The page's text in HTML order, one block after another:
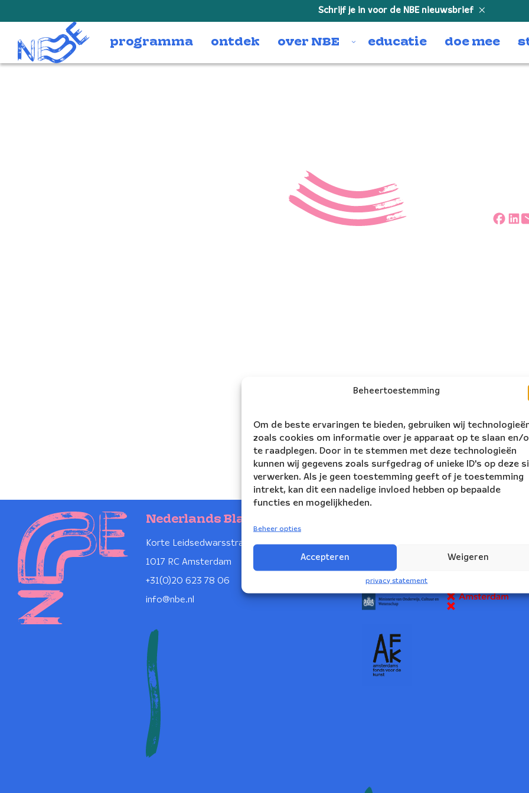
Beheertoestemming
Om de beste ervaringen te bieden, gebruiken wij
zoals cookies om informatie over je apparaat op te slaan en/
te raadplegen. Door in te stemmen met deze technologieën
kunnen wij gegevens zoals surfgedrag of unieke ID's op deze
verwerken. Als je geen toestemming geeft of je toestemming
intrekt, kan dit een nadelige invloed hebben op bepaalde
functies en mogelijkheden.
Beheer opties
Accepteren Weigeren
privacy statement
Schrijf je in voor de NBE nieuwsbrief
programma ontdek over NBE educatie doe mee
Nederlands Blazers Ensemble
Korte Leidsedwarsstraat 12
1017 RC Amsterdam
+31(0)20 623 78 06
info@nbe.nl
NBE wordt ondersteund door: